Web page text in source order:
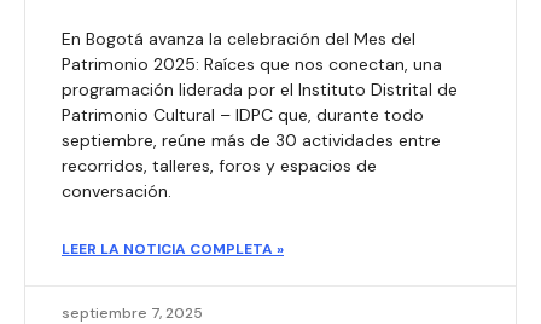
En Bogotá avanza la celebración del Mes del
Patrimonio 2025: Raíces que nos conectan, una
programación liderada por el Instituto Distrital de
Patrimonio Cultural – IDPC que, durante todo
septiembre, reúne más de 30 actividades entre
recorridos, talleres, foros y espacios de
conversación.
LEER LA NOTICIA COMPLETA »
septiembre 7, 2025